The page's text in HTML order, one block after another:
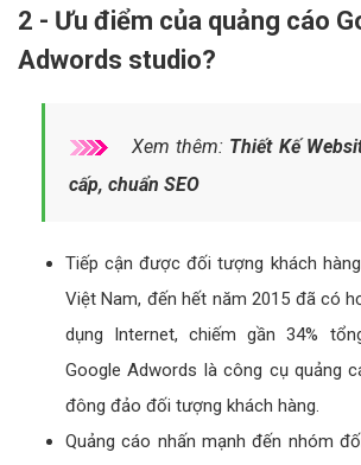
2 - Ưu điểm của quảng cáo
Adwords studio?
Xem thêm: Thiết Kế
cấp, chuẩn SEO
Tiếp cận được đối tượng khách
Việt Nam, đến hết năm 2015 đã có
dụng Internet, chiếm gần 34%
Google Adwords là công cụ quảng
đông đảo đối tượng khách hàng.
Quảng cáo nhấn mạnh đến nhóm